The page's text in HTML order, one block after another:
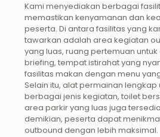
Kami menyediakan berbagai
memastikan kenyamanan dan
peserta. Di antara fasilitas yang
tawarkan adalah area kegiatan
yang luas, ruang pertemuan untuk
briefing, tempat istirahat yang
fasilitas makan dengan menu
Selain itu, alat permainan lengkap
berbagai jenis kegiatan, toilet
area parkir yang luas juga
demikian, peserta dapat
outbound dengan lebih maksimal.